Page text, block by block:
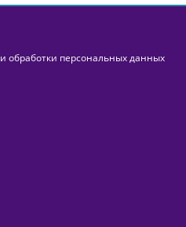
обработки персональных данных